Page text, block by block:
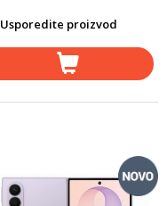
Usporedite proizvod